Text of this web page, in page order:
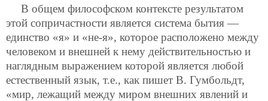
В общем философском контексте результатом
этой сопричастности является система бытия —
единство «я» и «не-я», которое расположено между
человеком и внешней к нему действительностью и
наглядным выражением которой является любой
естественный язык, т.е., как пишет В. Гумбольдт,
«мир, лежащий между миром внешних явлений и